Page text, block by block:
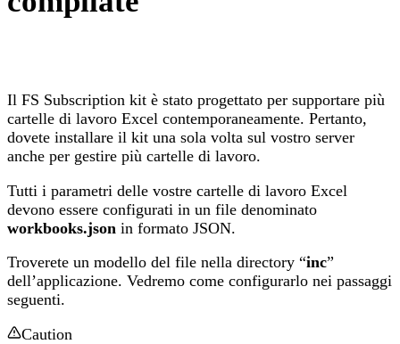
Il FS Subscription kit è stato progettato per supportare più
cartelle di lavoro Excel contemporaneamente. Pertanto,
dovete installare il kit una sola volta sul vostro server
anche per gestire più cartelle di lavoro.
Tutti i parametri delle vostre cartelle di lavoro Excel
devono essere configurati in un file denominato
workbooks.json in formato JSON.
Troverete un modello del file nella directory “inc”
dell’applicazione. Vedremo come configurarlo nei passaggi
seguenti.
Caution